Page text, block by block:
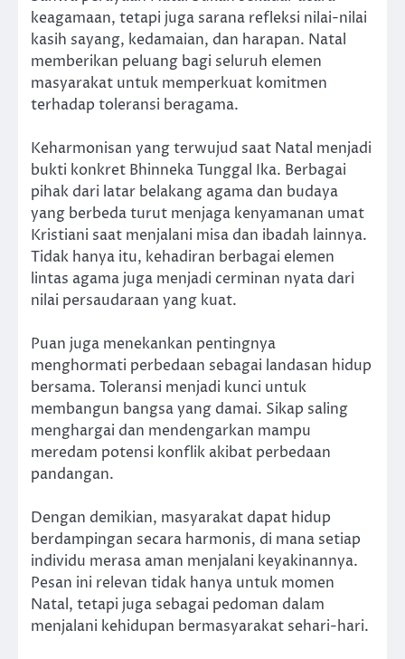
keagamaan, tetapi juga sarana refleksi nilai-nilai
kasih sayang, kedamaian, dan harapan. Natal
memberikan peluang bagi seluruh elemen
masyarakat untuk memperkuat komitmen
terhadap toleransi beragama.
Keharmonisan yang terwujud saat Natal menjadi
bukti konkret Bhinneka Tunggal Ika. Berbagai
pihak dari latar belakang agama dan budaya
yang berbeda turut menjaga kenyamanan umat
Kristiani saat menjalani misa dan ibadah lainnya.
Tidak hanya itu, kehadiran berbagai elemen
lintas agama juga menjadi cerminan nyata dari
nilai persaudaraan yang kuat.
Puan juga menekankan pentingnya
menghormati perbedaan sebagai landasan hidup
bersama. Toleransi menjadi kunci untuk
membangun bangsa yang damai. Sikap saling
menghargai dan mendengarkan mampu
meredam potensi konflik akibat perbedaan
pandangan.
Dengan demikian, masyarakat dapat hidup
berdampingan secara harmonis, di mana setiap
individu merasa aman menjalani keyakinannya.
Pesan ini relevan tidak hanya untuk momen
Natal, tetapi juga sebagai pedoman dalam
menjalani kehidupan bermasyarakat sehari-hari.